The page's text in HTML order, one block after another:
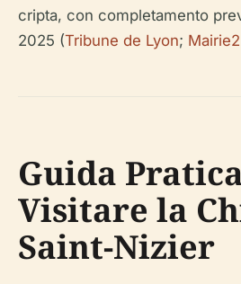
cripta, con completamento
2025 (Tribune de Lyon;
Guida
Visitare la
Saint-Nizier